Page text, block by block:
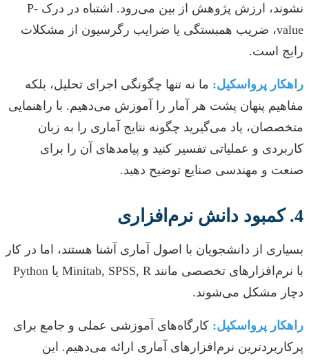
نشوند، ارزش پژوهش از بین می‌رود. اشتباه در درک P-
value، ضریب همبستگی یا ضرایب رگرسیون از مشکلات
رایج است.
راهکار پرواسکیل: ما نه تنها چگونگی اجرای تحلیل، بلکه
مفاهیم پنهان پشت هر آمار را آموزش می‌دهیم. با راهنمایی
متخصصان، یاد می‌گیرید چگونه نتایج آماری را به زبان
کاربردی و عملیاتی تفسیر کنید و پیامدهای آن را برای
صنعت و مهندسی صنایع توضیح دهید.
4. کمبود دانش نرم‌افزاری
بسیاری از دانشجویان با اصول آماری آشنا هستند، اما در کار
با نرم‌افزارهای تخصصی مانند Minitab, SPSS, R یا Python
دچار مشکل می‌شوند.
راهکار پرواسکیل: کارگاه‌های آموزشی عملی و جامع برای
پرکاربردترین نرم‌افزارهای آماری ارائه می‌دهیم. این